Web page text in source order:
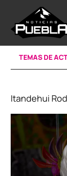
content
TEMAS DE
Itandehui